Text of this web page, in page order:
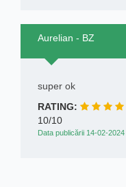
Aurelian - BZ
super ok
RATING:
10/10
Data publicării 14-02-